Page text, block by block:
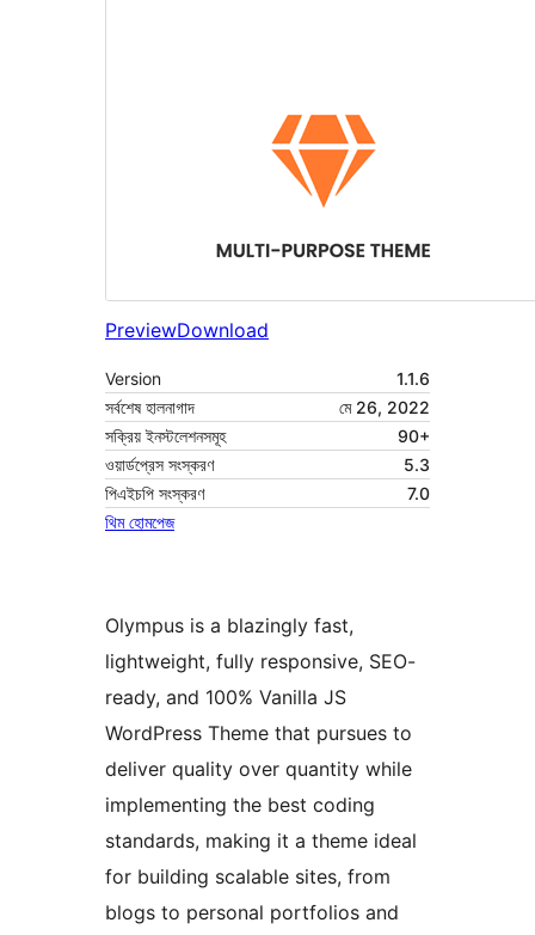
PreviewDownload
Version
1.1.6
সর্বশেষ হালনাগাদ
মে 26, 2022
সক্রিয় ইনস্টলেশনসমূহ
90+
ওয়ার্ডপ্রেস সংস্করণ
5.3
পিএইচপি সংস্করণ
7.0
থিম হোমপেজ
Olympus is a blazingly fast,
lightweight, fully responsive, SEO-
ready, and 100% Vanilla JS
WordPress Theme that pursues to
deliver quality over quantity while
implementing the best coding
standards, making it a theme ideal
for building scalable sites, from
blogs to personal portfolios and